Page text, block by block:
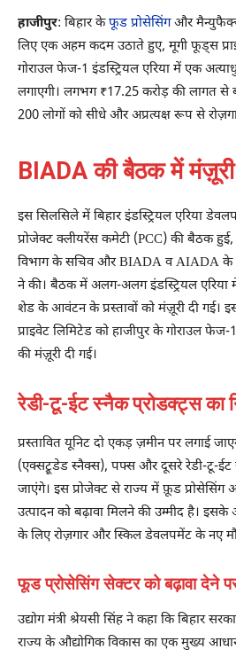
हाजीपुर: बिहार केफूड प्रोसेसिंगऔर
लिए एक अहम कदम उठाते हुए, मूगी फूड्स
गोराउल फेज-1 इंडस्ट्रियल एरिया में एक
लगाएगी। लगभग ₹17.25 करोड़ की लागत से
200 लोगों को सीधे और अप्रत्यक्ष रूप से
BIADA की बैठक में मंज़ूरी
इस सिलसिले में बिहार इंडस्ट्रियल एरिया
प्रोजेक्ट क्लीयरेंस कमेटी (PCC) की बैठक हुई,
विभाग के सचिव और BIADA व AIADA के
ने की। बैठक में अलग-अलग इंडस्ट्रियल एरिया
शेड के आवंटन के प्रस्तावों को मंज़ूरी दी गई।
प्राइवेट लिमिटेड को हाजीपुर के गोराउल
की मंज़ूरी दी गई।
रेडी-टू-ईट स्नैक प्रोडक्ट्स का
प्रस्तावित यूनिट दो एकड़ ज़मीन पर लगाई
(एक्सट्रूडेड स्नैक्स), पफ्स और दूसरे रेडी-टू-ईट
जाएंगे। इस प्रोजेक्ट से राज्य में फ़ूड
उत्पादन को बढ़ावा मिलने की उम्मीद है।
के लिए रोज़गार और स्किल डेवलपमेंट के नए
फूड प्रोसेसिंग सेक्टर को बढ़ावा देने
उद्योग मंत्री श्रेयसी सिंह ने कहा कि बिहार
राज्य के औद्योगिक विकास का एक मुख्य